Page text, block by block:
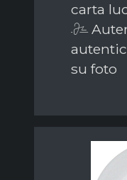
carta
su foto